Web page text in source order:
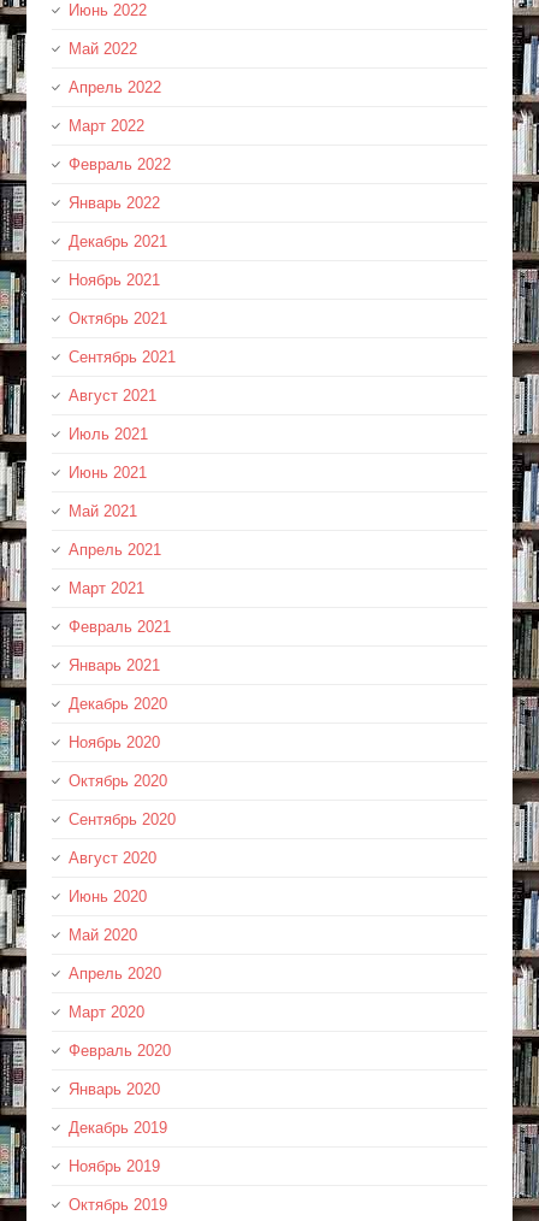
Июнь 2022
Май 2022
Апрель 2022
Март 2022
Февраль 2022
Январь 2022
Декабрь 2021
Ноябрь 2021
Октябрь 2021
Сентябрь 2021
Август 2021
Июль 2021
Июнь 2021
Май 2021
Апрель 2021
Март 2021
Февраль 2021
Январь 2021
Декабрь 2020
Ноябрь 2020
Октябрь 2020
Сентябрь 2020
Август 2020
Июнь 2020
Май 2020
Апрель 2020
Март 2020
Февраль 2020
Январь 2020
Декабрь 2019
Ноябрь 2019
Октябрь 2019